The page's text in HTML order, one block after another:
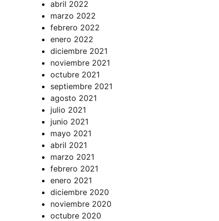
abril 2022
marzo 2022
febrero 2022
enero 2022
diciembre 2021
noviembre 2021
octubre 2021
septiembre 2021
agosto 2021
julio 2021
junio 2021
mayo 2021
abril 2021
marzo 2021
febrero 2021
enero 2021
diciembre 2020
noviembre 2020
octubre 2020